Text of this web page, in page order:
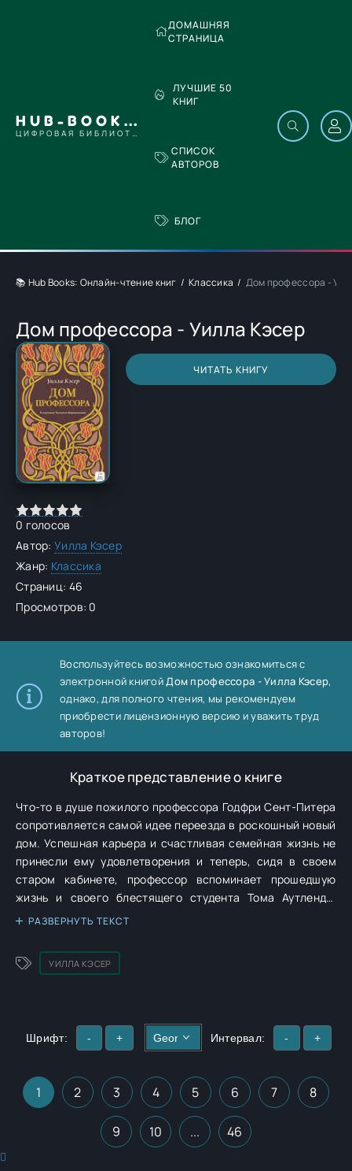
HUB-BOOKS.COM
ЦИФРОВАЯ БИБЛИОТЕКА
ДОМАШНЯЯ
СТРАНИЦА
ЛУЧШИЕ 50
КНИГ
СПИСОК
АВТОРОВ
БЛОГ
📚 Hub Books: Онлайн-чтение книг Классика Дом профессора -
Дом профессора - Уилла Кэсер
ЧИТАТЬ КНИГУ
0 голосов
Автор: Уилла Кэсер
Жанр: Классика
Страниц: 46
Просмотров: 0
Воспользуйтесь возможностью ознакомиться с
электронной книгойДом профессора - Уилла Кэсер,
однако, для полного чтения, мы рекомендуем
приобрести лицензионную версию и уважить труд
авторов!
Краткое представление о книге
Что-то в душе пожилого профессора Годфри Сент-Питера
сопротивляется самой идее переезда в роскошный новый
дом. Успешная карьера и счастливая семейная жизнь не
принесли ему удовлетворения и теперь, сидя в своем
старом кабинете, профессор вспоминает прошедшую
жизнь и своего блестящего студента Тома Аутленда,
погибшего в Первой мировой войне. «Дом профессора» —
лирическое исследование того, как трудно оставить
воспоминания позади и продолжать жить несмотря ни на
РАЗВЕРНУТЬ ТЕКСТ
УИЛЛА КЭСЕР
Шрифт: - + Интервал: - +
1 2 3 4 5 6 7 8
9 10 ... 46